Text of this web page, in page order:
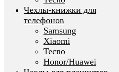
Чехлы-книжки для
телефонов
Samsung
Xiaomi
Tecno
Honor/Huawei